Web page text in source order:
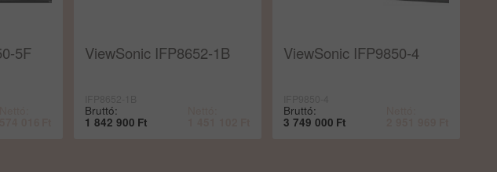
5F ViewSonic IFP8652-1B
Bruttó:
1 842 900 Ft
ViewSonic IFP9850-4
Bruttó:
3 749 000 Ft